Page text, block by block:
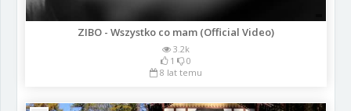
ZIBO - Wszystko co mam (Official Video)
3.2k
1
0
8 lat temu